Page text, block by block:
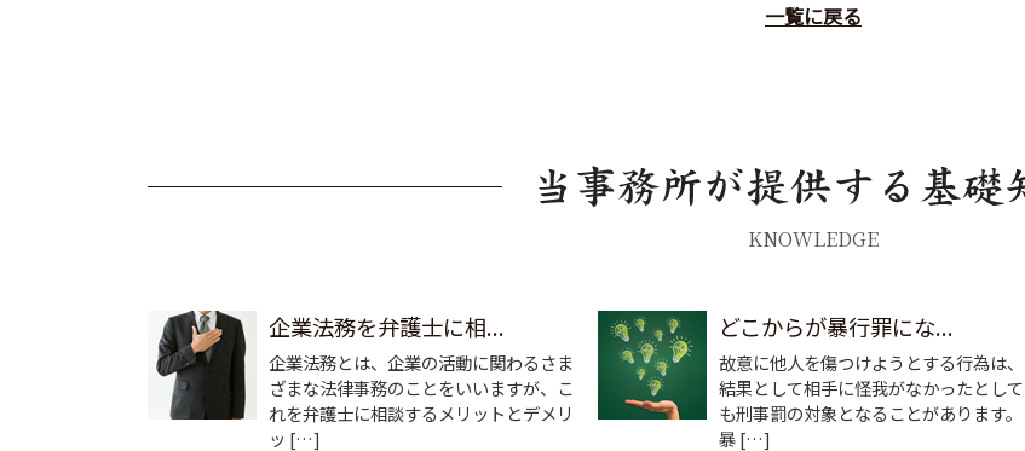
一覧に戻る
KNOWLEDGE
企業法務を弁護士に相...
企業法務とは、企業の活動に関わるさま
ざまな法律事務のことをいいますが、こ
れを弁護士に相談するメリットとデメリ
ッ […]
どこからが暴行罪にな...
故意に他人を傷つけようとする行為は、
結果として相手に怪我がなかったとして
も刑事罰の対象となることがあります。
暴 […]